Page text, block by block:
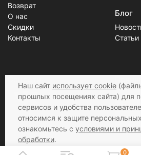
Возврат
О нас
Скидки
Контакты
Блог
Статьи
Наш сайт использует cookie
прошлых посещениях сайта) для
сервисов и удобства
относимся к защите
ознакомьтесь с условиями и
обработки.
Вы можете запретить сохранение
0